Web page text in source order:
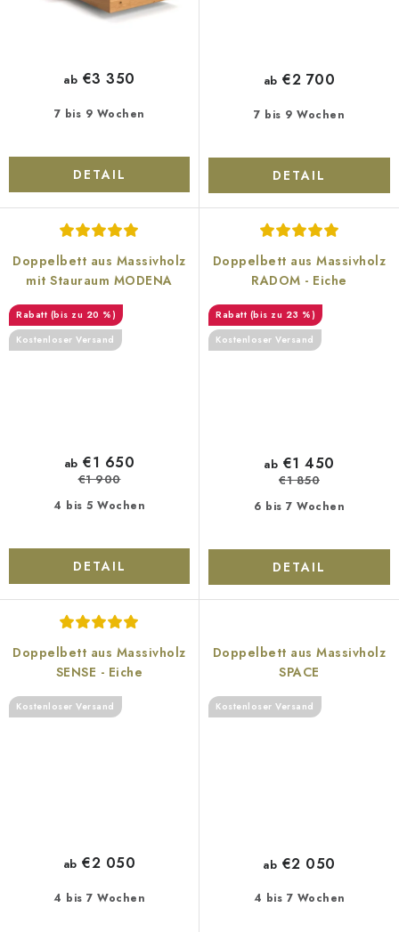
7 bis 9 Wochen
ab €3 350
DETAIL
7 bis 9 Wochen
ab €2 700
DETAIL
Doppelbett aus Massivholz
mit Stauraum MODENA
(bis zu 20 %)
Kostenloser Versand
4 bis 5 Wochen
ab €1 650
€1 900
DETAIL
Doppelbett aus Massivholz
RADOM - Eiche
(bis zu 23 %)
Kostenloser Versand
6 bis 7 Wochen
ab €1 450
€1 850
DETAIL
Doppelbett aus Massivholz
SENSE - Eiche
Kostenloser Versand
4 bis 7 Wochen
ab €2 050
Doppelbett aus Massivholz
SPACE
Kostenloser Versand
4 bis 7 Wochen
ab €2 050